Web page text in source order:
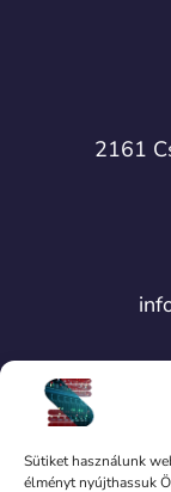
Sütiket használunk
élményt nyújthassuk
2161